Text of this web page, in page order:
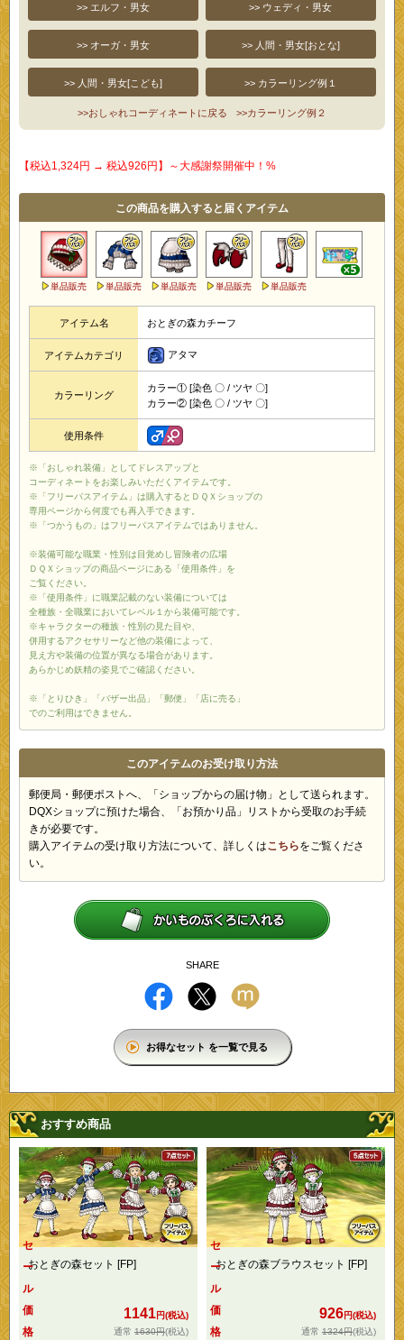
>> エルフ・男女 >> ウェディ・男女
>> オーガ・男女 >> 人間・男女[おとな]
>> 人間・男女[こども] >> カラーリング例１
>>おしゃれコーディネートに戻る >>カラーリング例２
【税込1,324円 → 税込926円】～大感謝祭開催中！%
この商品を購入すると届くアイテム
単品販売 単品販売 単品販売 単品販売 単品販売
アイテム名 おとぎの森カチーフ
アイテムカテゴリ アタマ
カラーリング
カラー① [染色 〇 / ツヤ 〇]
カラー② [染色 〇 / ツヤ 〇]
使用条件
※「おしゃれ装備」としてドレスアップと
コーディネートをお楽しみいただくアイテムです。
※「フリーパスアイテム」は購入するとＤＱＸショップの
専用ページから何度でも再入手できます。
※「つかうもの」はフリーパスアイテムではありません。
※装備可能な職業・性別は目覚めし冒険者の広場
ＤＱＸショップの商品ページにある「使用条件」を
ご覧ください。
※「使用条件」に職業記載のない装備については
全種族・全職業においてレベル１から装備可能です。
※キャラクターの種族・性別の見た目や、
併用するアクセサリーなど他の装備によって、
見え方や装備の位置が異なる場合があります。
あらかじめ妖精の姿見でご確認ください。
※「とりひき」「バザー出品」「郵便」「店に売る」
でのご利用はできません。
このアイテムのお受け取り方法
郵便局・郵便ポストへ、「ショップからの届け物」として送られます。
DQXショップに預けた場合、「お預かり品」リストから受取のお手続
きが必要です。
購入アイテムの受け取り方法について、詳しくはこちらをご覧くださ
い。
SHARE
お得なセット を一覧で見る
おすすめ商品
おとぎの森セット [FP]
セ
ー
ル
価
格
1141円(税込)
1630円(税込)
おとぎの森ブラウスセット [FP]
セ
ー
ル
価
格
926円(税込)
1324円(税込)